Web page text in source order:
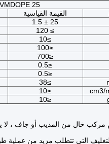
VMDOPE 25
القيمة القياسية
25 ± 1.5
≥ 120
≥10
≤100
≤700
≤0.5
≤0.5
≥38
cm3/
≤10
≤10
خال من المذيب أو جاف ، لا